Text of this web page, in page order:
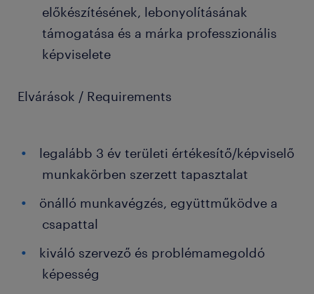
előkészítésének, lebonyolításának
támogatása és a márka professzionális
képviselete
Elvárások / Requirements
legalább 3 év területi értékesítő/képviselő
munkakörben szerzett tapasztalat
önálló munkavégzés, együttműködve a
csapattal
kiváló szervező és problémamegoldó
képesség